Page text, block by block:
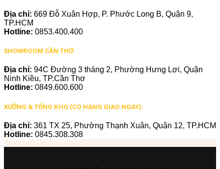
Địa chỉ: 669 Đỗ Xuân Hợp, P. Phước Long B, Quận 9,
TP.HCM
Hotline: 0853.400.400
SHOWROOM CẦN THƠ:
Địa chỉ: 94C Đường 3 tháng 2, Phường Hưng Lợi, Quận
Ninh Kiều, TP.Cần Thơ
Hotline: 0849.600.600
XƯỞNG & TỔNG KHO (CÓ HÀNG GIAO NGAY):
Địa chỉ: 361 TX 25, Phường Thạnh Xuân, Quận 12, TP.HCM
Hotline: 0845.308.308